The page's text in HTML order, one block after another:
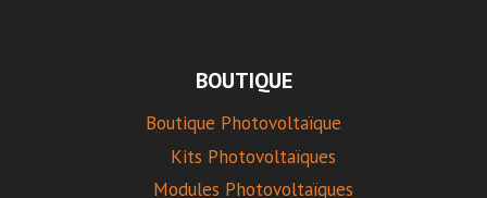
BOUTIQUE
Boutique Photovoltaïque
Kits Photovoltaïques
Modules Photovoltaïques